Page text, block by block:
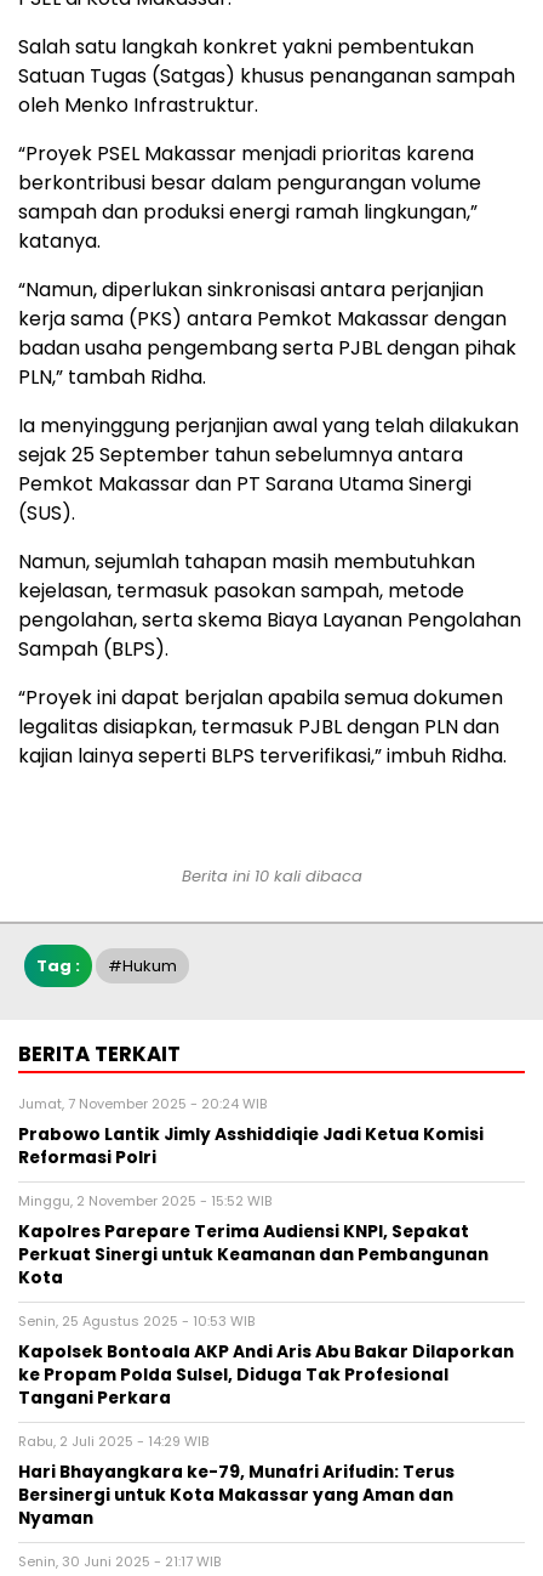
Salah satu langkah konkret yakni pembentukan
Satuan Tugas (Satgas) khusus penanganan sampah
oleh Menko Infrastruktur.
“Proyek PSEL Makassar menjadi prioritas karena
berkontribusi besar dalam pengurangan volume
sampah dan produksi energi ramah lingkungan,”
katanya.
“Namun, diperlukan sinkronisasi antara perjanjian
kerja sama (PKS) antara Pemkot Makassar dengan
badan usaha pengembang serta PJBL dengan pihak
PLN,” tambah Ridha.
Ia menyinggung perjanjian awal yang telah dilakukan
sejak 25 September tahun sebelumnya antara
Pemkot Makassar dan PT Sarana Utama Sinergi
(SUS).
Namun, sejumlah tahapan masih membutuhkan
kejelasan, termasuk pasokan sampah, metode
pengolahan, serta skema Biaya Layanan Pengolahan
Sampah (BLPS).
“Proyek ini dapat berjalan apabila semua dokumen
legalitas disiapkan, termasuk PJBL dengan PLN dan
kajian lainya seperti BLPS terverifikasi,” imbuh Ridha.
Berita ini 10 kali dibaca
Tag : #hukum
BERITA TERKAIT
Jumat, 7 November 2025 - 20:24 WIB
Prabowo Lantik Jimly Asshiddiqie Jadi Ketua Komisi
Reformasi Polri
Minggu, 2 November 2025 - 15:52 WIB
Kapolres Parepare Terima Audiensi KNPI, Sepakat
Perkuat Sinergi untuk Keamanan dan Pembangunan
Kota
Senin, 25 Agustus 2025 - 10:53 WIB
Kapolsek Bontoala AKP Andi Aris Abu Bakar Dilaporkan
ke Propam Polda Sulsel, Diduga Tak Profesional
Tangani Perkara
Rabu, 2 Juli 2025 - 14:29 WIB
Hari Bhayangkara ke-79, Munafri Arifudin: Terus
Bersinergi untuk Kota Makassar yang Aman dan
Nyaman
Senin, 30 Juni 2025 - 21:17 WIB